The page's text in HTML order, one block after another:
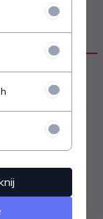
03 h-1070 -
fi 50 ,
pod rury